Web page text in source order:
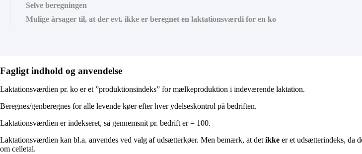
Selve beregningen
Mulige årsager til, at der evt. ikke er beregnet en laktationsværdi for en ko
Fagligt indhold og anvendelse
Laktationsværdien pr. ko er et ”produktionsindeks” for mælkeproduktion i indeværende laktation.
Beregnes/genberegnes for alle levende køer efter hver ydelseskontrol på bedriften.
Laktationsværdien er indekseret, så gennemsnit pr. bedrift er = 100.
Laktationsværdien kan bl.a. anvendes ved valg af udsætterkøer. Men bemærk, at det ikke er et udsætterindeks, da
om celletal.